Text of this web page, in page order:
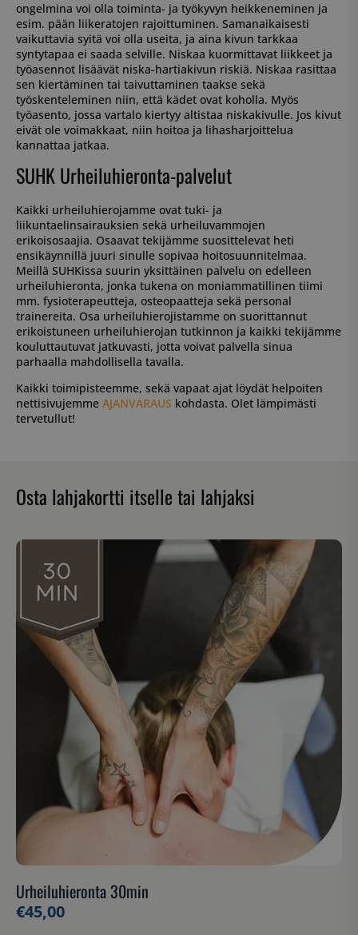
ongelmina voi olla toiminta- ja työkyvyn heikkeneminen ja
esim. pään liikeratojen rajoittuminen. Samanaikaisesti
vaikuttavia syitä voi olla useita, ja aina kivun tarkkaa
syntytapaa ei saada selville. Niskaa kuormittavat liikkeet ja
työasennot lisäävät niska-hartiakivun riskiä. Niskaa rasittaa
sen kiertäminen tai taivuttaminen taakse sekä
työskenteleminen niin, että kädet ovat koholla. Myös
työasento, jossa vartalo kiertyy altistaa niskakivulle. Jos kivut
eivät ole voimakkaat, niin hoitoa ja lihasharjoittelua
kannattaa jatkaa.
SUHK Urheiluhieronta-palvelut
Kaikki urheiluhierojamme ovat tuki- ja
liikuntaelinsairauksien sekä urheiluvammojen
erikoisosaajia. Osaavat tekijämme suosittelevat heti
ensikäynnillä juuri sinulle sopivaa hoitosuunnitelmaa.
Meillä SUHKissa suurin yksittäinen palvelu on edelleen
urheiluhieronta, jonka tukena on moniammatillinen tiimi
mm. fysioterapeutteja, osteopaatteja sekä personal
trainereita. Osa urheiluhierojistamme on suorittannut
erikoistuneen urheiluhierojan tutkinnon ja kaikki tekijämme
kouluttautuvat jatkuvasti, jotta voivat palvella sinua
parhaalla mahdollisella tavalla.
Kaikki toimipisteemme, sekä vapaat ajat löydät helpoiten
nettisivujemme AJANVARAUS kohdasta. Olet lämpimästi
tervetullut!
Osta lahjakortti itselle tai lahjaksi
Urheiluhieronta 30min
€45,00